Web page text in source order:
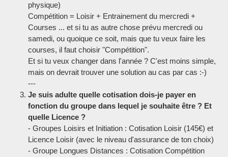
physique)
Compétition = Loisir + Entrainement du mercredi +
Courses ... et si tu as autre chose prévu mercredi ou
samedi, ou quoique ce soit, mais que tu veux faire les
courses, il faut choisir "Compétition".
Et si tu veux changer dans l'année ? C'est moins simple,
mais on devrait trouver une solution au cas par cas :-)
---
Je suis adulte quelle cotisation dois-je payer en
fonction du groupe dans lequel je souhaite être ? Et
quelle Licence ?
- Groupes Loisirs et Initiation : Cotisation Loisir (145€) et
Licence Loisir (avec le niveau d'assurance de ton choix)
- Groupe Longues Distances : Cotisation Compétition